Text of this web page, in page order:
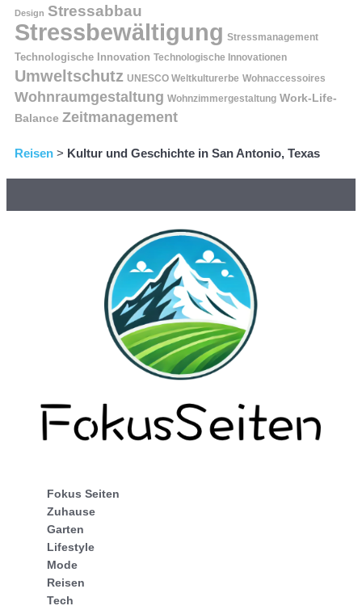
Design Stressabbau
Stressbewältigung Stressmanagement
Technologische Innovation Technologische Innovationen
Umweltschutz UNESCO Weltkulturerbe Wohnaccessoires
Wohnraumgestaltung Wohnzimmergestaltung Work-Life-
Balance Zeitmanagement
Reisen > Kultur und Geschichte in San Antonio, Texas
Fokus Seiten
Zuhause
Garten
Lifestyle
Mode
Reisen
Tech